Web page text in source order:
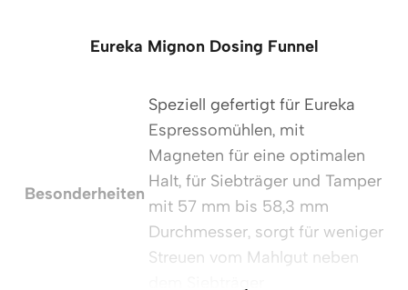
Eureka Mignon Dosing Funnel
Besonderheiten
Speziell gefertigt für Eureka
Espressomühlen, mit
Magneten für eine optimalen
Halt, für Siebträger und Tamper
mit 57 mm bis 58,3 mm
Durchmesser, sorgt für weniger
Streuen vom Mahlgut neben